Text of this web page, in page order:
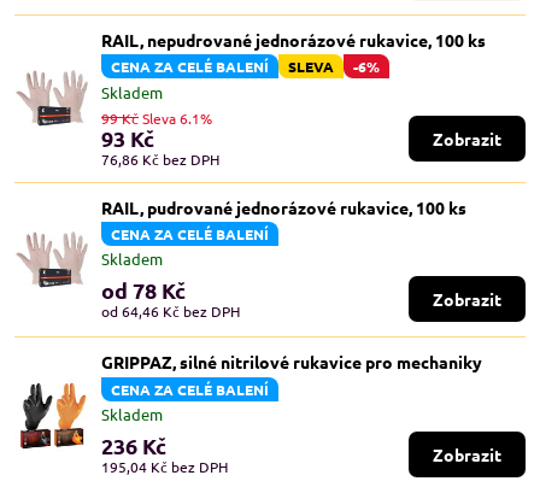
RAIL, nepudrované jednorázové rukavice, 100 ks
CENA ZA CELÉ BALENÍ SLEVA -6%
Skladem
93 Kč
76,86 Kč bez DPH
99 KčSleva 6.1%
Zobrazit
RAIL, pudrované jednorázové rukavice, 100 ks
CENA ZA CELÉ BALENÍ
Skladem
od 78 Kč
od 64,46 Kč bez DPH
Zobrazit
GRIPPAZ, silné nitrilové rukavice pro mechaniky
CENA ZA CELÉ BALENÍ
Skladem
236 Kč
195,04 Kč bez DPH
Zobrazit